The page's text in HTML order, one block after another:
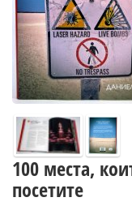
100 места,
посетите